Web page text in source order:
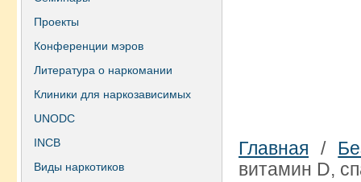
Проекты
Конференции мэров
Литература о наркомании
Клиники для наркозависимых
UNODC
INCB
Виды наркотиков
Главная /
витамин D,